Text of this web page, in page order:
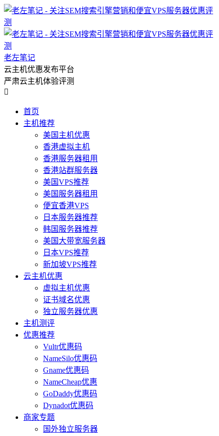
老左笔记
云主机优惠发布平台
严肃云主机体验评测

首页
主机推荐
美国主机优惠
香港虚拟主机
香港服务器租用
香港站群服务器
美国VPS推荐
美国服务器租用
便宜香港VPS
日本服务器推荐
韩国服务器推荐
美国大带宽服务器
日本VPS推荐
新加坡VPS推荐
云主机优惠
虚拟主机优惠
证书域名优惠
独立服务器优惠
主机测评
优惠推荐
Vultr优惠码
NameSilo优惠码
Gname优惠码
NameCheap优惠
GoDaddy优惠码
Dynadot优惠码
商家专题
国外独立服务器